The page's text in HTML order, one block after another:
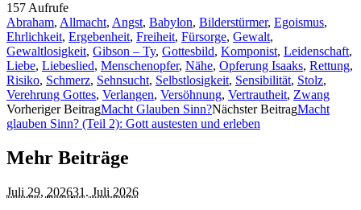
157 Aufrufe
Abraham, Allmacht, Angst, Babylon, Bilderstürmer, Egoismus,
Ehrlichkeit, Ergebenheit, Freiheit, Fürsorge, Gewalt,
Gewaltlosigkeit, Gibson – Ty, Gottesbild, Komponist, Leidenschaft,
Liebe, Liebeslied, Menschenopfer, Nähe, Opferung Isaaks, Rettung,
Risiko, Schmerz, Sehnsucht, Selbstlosigkeit, Sensibilität, Stolz,
Verehrung Gottes, Verlangen, Versöhnung, Vertrautheit, Zwang
Vorheriger BeitragMacht Glauben Sinn?Nächster BeitragMacht
glauben Sinn? (Teil 2): Gott austesten und erleben
Mehr Beiträge
Juli 29, 202631. Juli 2026